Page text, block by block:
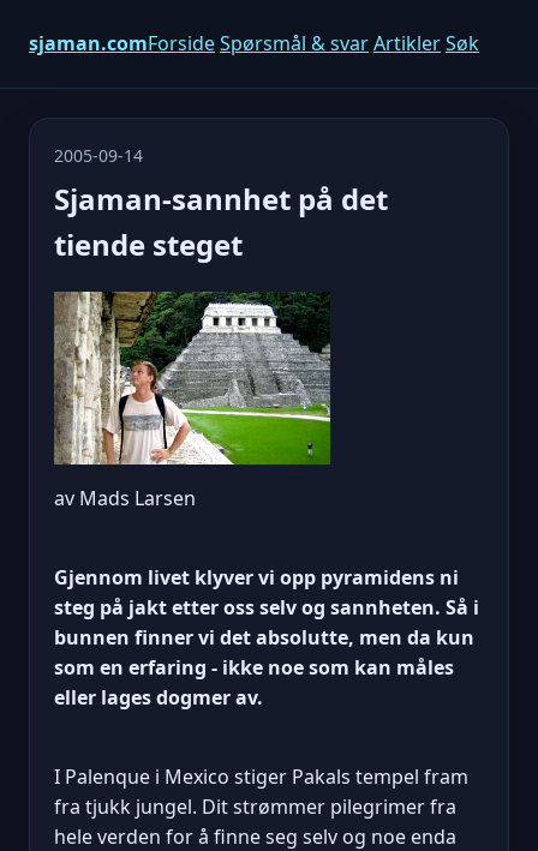
sjaman.comForsideSpørsmål & svarArtiklerSøk
2005-09-14
Sjaman-sannhet på det
tiende steget
av Mads Larsen
Gjennom livet klyver vi opp pyramidens ni
steg på jakt etter oss selv og sannheten. Så i
bunnen finner vi det absolutte, men da kun
som en erfaring - ikke noe som kan måles
eller lages dogmer av.
I Palenque i Mexico stiger Pakals tempel fram
fra tjukk jungel. Dit strømmer pilegrimer fra
hele verden for å finne seg selv og noe enda